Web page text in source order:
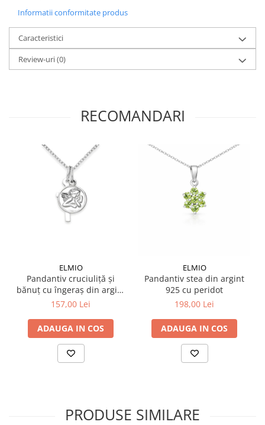
Informatii conformitate produs
Caracteristici
Review-uri(0)
RECOMANDARI
ELMIO
Pandantiv cruciuliță și
bănuț cu îngeraș din argint
925
157,00 Lei
ADAUGA IN COS
ELMIO
Pandantiv stea din argint
925 cu peridot
198,00 Lei
ADAUGA IN COS
PRODUSE SIMILARE